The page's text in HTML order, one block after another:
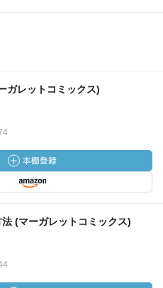
ガレットコミックス)
(マーガレットコミックス)